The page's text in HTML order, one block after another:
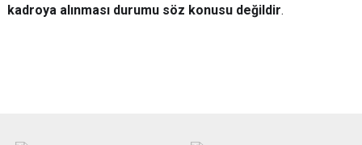
kadroya alınması durumu söz konusu değildir.